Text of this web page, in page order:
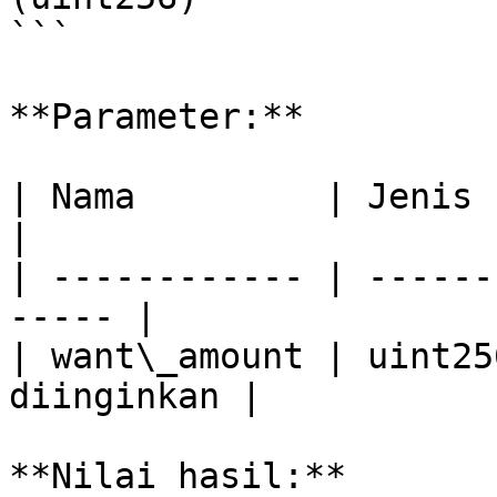
```
**Parameter:**
| Nama         | Jenis
| ------------ |
----- |
| want\_amount |
diinginkan |
**Nilai hasil:**